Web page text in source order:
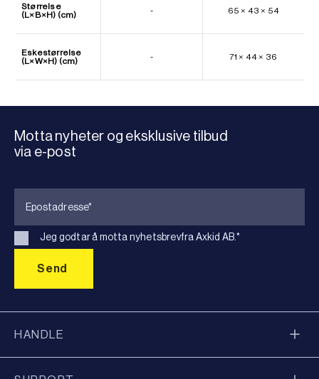
Størrelse
(L×B×H) (cm)
- 65 × 43 × 54
Eskestørrelse
(L×W×H) (cm)
- 71 × 44 × 36
Motta nyheter og eksklusive tilbud
via e-post
Jeg godtar å motta nyhetsbrevfra Axkid AB.*
HANDLE